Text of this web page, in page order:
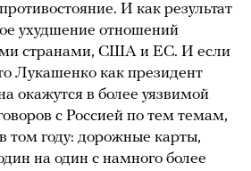
И как результат
ухудшение отношений
странами, США и ЕС. И если
Лукашенко как президент
окажутся в более уязвимой
с Россией по тем темам,
том году: дорожные карты,
на один с намного более